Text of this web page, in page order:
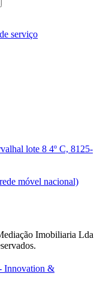
serviço
lote 8 4º C, 8125-
móvel nacional)
Imobiliaria Lda
Innovation &